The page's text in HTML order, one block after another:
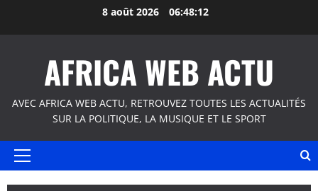
8 août 2026 06:48:12
AFRICA WEB ACTU
AVEC AFRICA WEB ACTU, RETROUVEZ TOUTES LES ACTUALITÉS
SUR LA POLITIQUE, LA MUSIQUE ET LE SPORT
Menu